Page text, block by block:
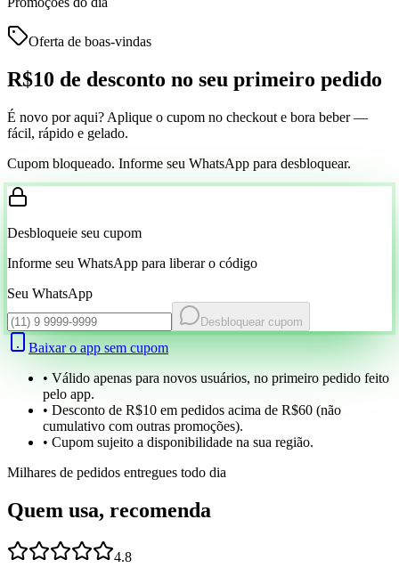
Oferta de boas-vindas
R$10 de desconto no seu primeiro pedido
É novo por aqui? Aplique o cupom no checkout e bora beber —
fácil, rápido e gelado.
Cupom bloqueado. Informe seu WhatsApp para desbloquear.
Desbloqueie seu cupom
Informe seu WhatsApp para liberar o código
Seu WhatsApp
Desbloquear cupom
Baixar o app sem cupom
• Válido apenas para novos usuários, no primeiro pedido feito
pelo app.
• Desconto de R$10 em pedidos acima de R$60 (não
cumulativo com outras promoções).
• Cupom sujeito a disponibilidade na sua região.
Milhares de pedidos entregues todo dia
Quem usa, recomenda
4.8